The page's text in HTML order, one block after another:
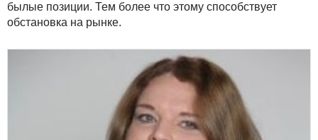
былые позиции. Тем более что этому способствует
обстановка на рынке.